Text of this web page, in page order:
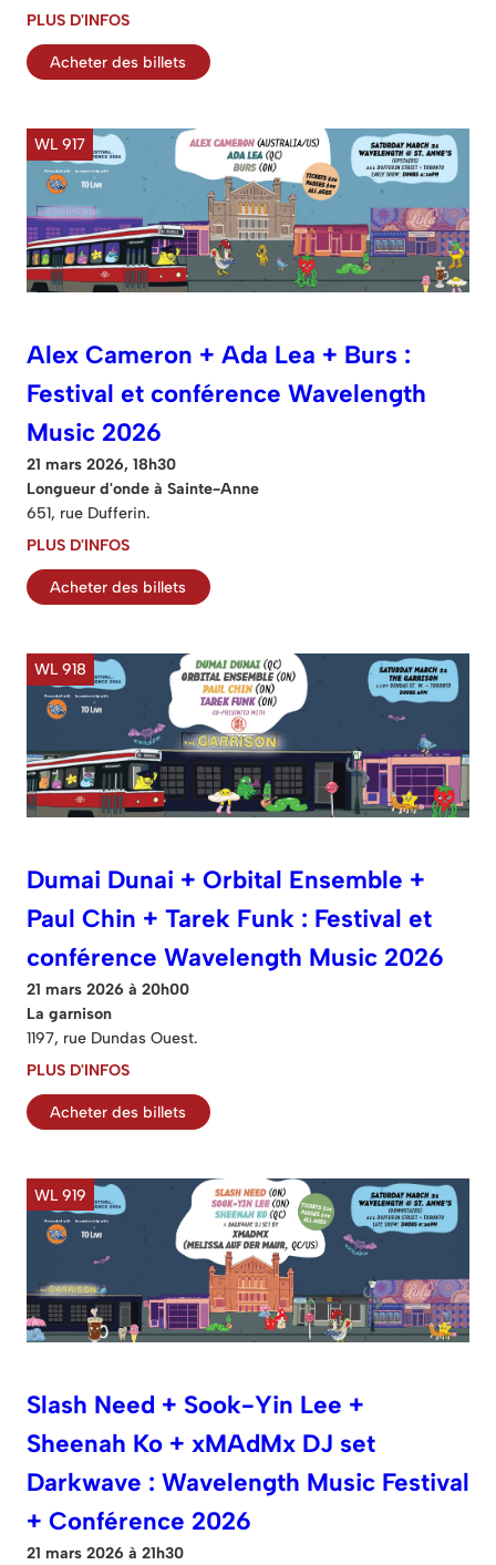
PLUS D'INFOS
Acheter des billets
WL 917
Alex Cameron + Ada Lea + Burs :
Festival et conférence Wavelength
Music 2026
21 mars 2026, 18h30
Longueur d'onde à Sainte-Anne
651, rue Dufferin.
PLUS D'INFOS
Acheter des billets
WL 918
Dumai Dunai + Orbital Ensemble +
Paul Chin + Tarek Funk : Festival et
conférence Wavelength Music 2026
21 mars 2026 à 20h00
La garnison
1197, rue Dundas Ouest.
PLUS D'INFOS
Acheter des billets
WL 919
Slash Need + Sook-Yin Lee +
Sheenah Ko + xMAdMx DJ set
Darkwave : Wavelength Music Festival
+ Conférence 2026
21 mars 2026 à 21h30